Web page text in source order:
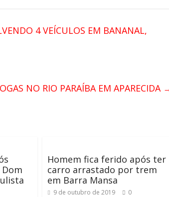
4 VEÍCULOS EM BANANAL,
NO RIO PARAÍBA EM APARECIDA
Homem fica ferido após ter
carro arrastado por trem
em Barra Mansa
9 de outubro de 2019 0